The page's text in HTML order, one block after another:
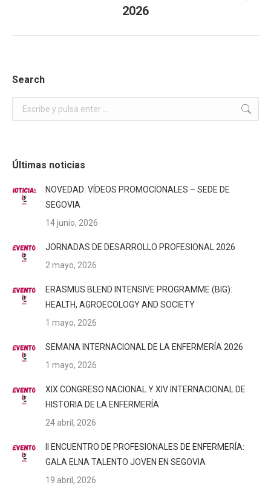
siguiente:
2026
Search
Buscar:
Últimas noticias
NOVEDAD: VÍDEOS PROMOCIONALES – SEDE DE
SEGOVIA
14 junio, 2026
JORNADAS DE DESARROLLO PROFESIONAL 2026
2 mayo, 2026
ERASMUS BLEND INTENSIVE PROGRAMME (BIG):
HEALTH, AGROECOLOGY AND SOCIETY
1 mayo, 2026
SEMANA INTERNACIONAL DE LA ENFERMERÍA 2026
1 mayo, 2026
XIX CONGRESO NACIONAL Y XIV INTERNACIONAL DE
HISTORIA DE LA ENFERMERÍA
24 abril, 2026
II ENCUENTRO DE PROFESIONALES DE ENFERMERÍA:
GALA ELNA TALENTO JOVEN EN SEGOVIA
19 abril, 2026